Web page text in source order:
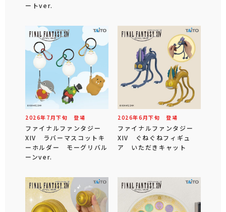
ートver.
2026年 7 月下旬 登場
ファイナルファンタジー
XIV ラバーマスコットキ
ーホルダー モーグリバル
ーンver.
2026年6 月下旬 登場
ファイナルファンタジー
XIV ぐねぐねフィギュ
ア いただきキャット